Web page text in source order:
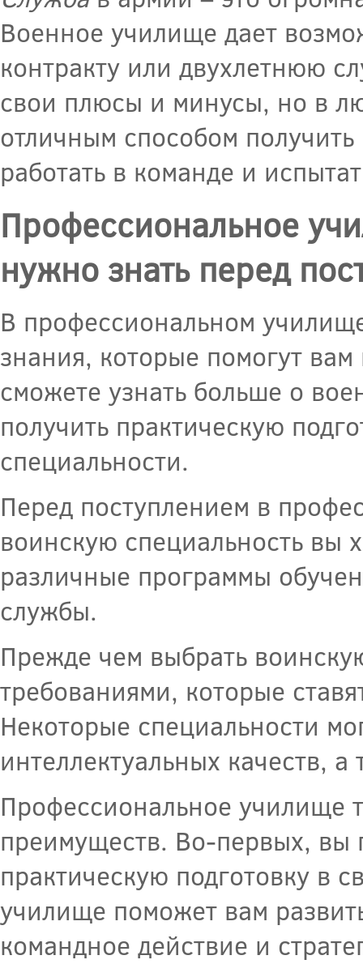
Военное училище дает
контракту или двухлетнюю
свои плюсы и минусы, но в
отличным способом
работать в команде и
Профессиональное
нужно знать перед
В профессиональном
знания, которые помогут
сможете узнать больше о
получить практическую
специальности.
Перед поступлением в
воинскую специальность вы
различные программы
службы.
Прежде чем выбрать
требованиями, которые
Некоторые специальности
интеллектуальных качеств,
Профессиональное училище
преимуществ. Во-первых, вы
практическую подготовку в
училище поможет вам
командное действие и